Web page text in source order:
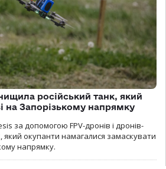
російський танк, який
на Запорізькому напрямку
за допомогою FPV-дронів і дронів-
окупанти намагалися замаскувати
напрямку.